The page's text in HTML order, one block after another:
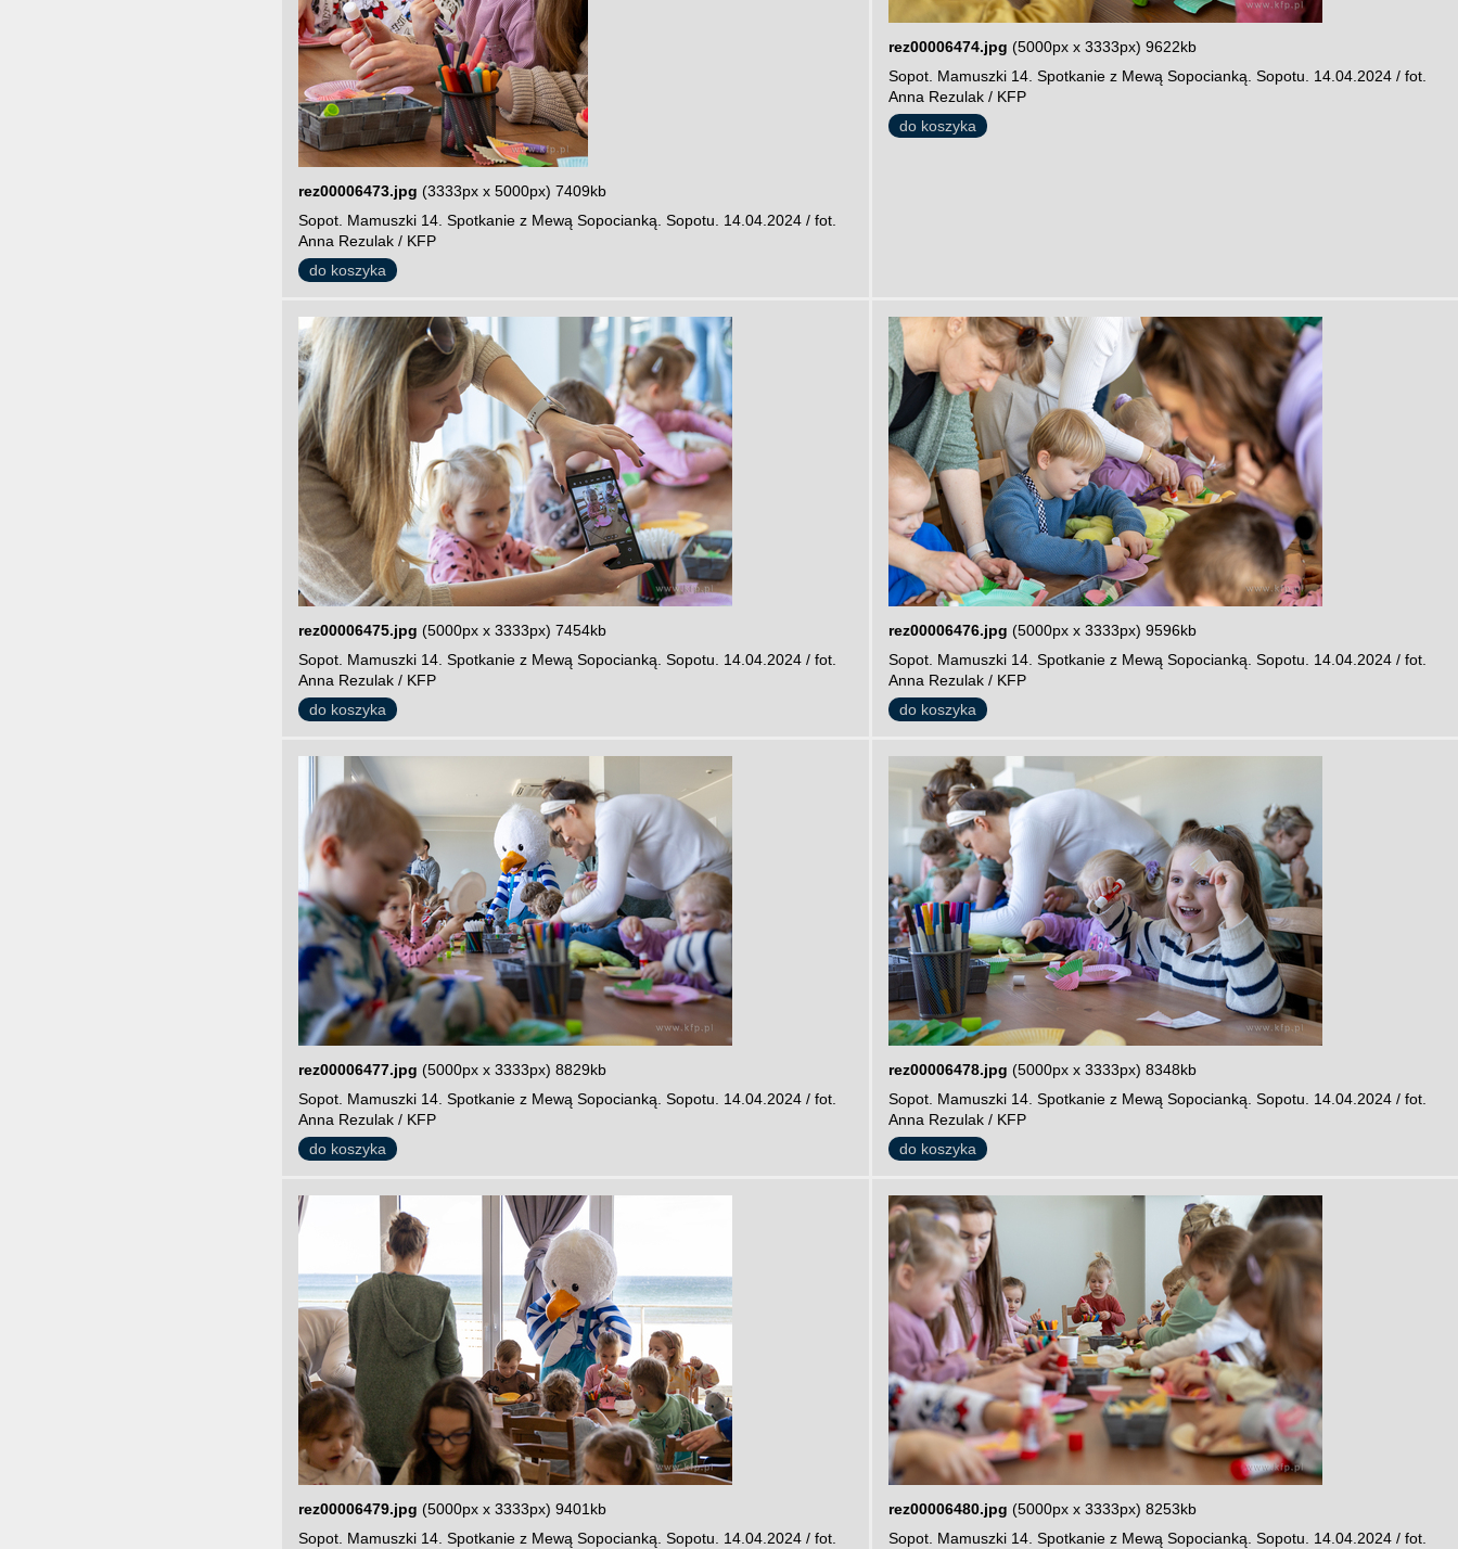
rez00006473.jpg (3333px x 5000px) 7409kb
Sopot. Mamuszki 14. Spotkanie z Mewą Sopocianką. Sopotu. 14.04.2024 / fot.
Anna Rezulak / KFP
do koszyka
rez00006474.jpg (5000px x 3333px) 9622kb
Sopot. Mamuszki 14. Spotkanie z Mewą Sopocianką. Sopotu. 14.04.2024 / fot.
Anna Rezulak / KFP
do koszyka
rez00006475.jpg (5000px x 3333px) 7454kb
Sopot. Mamuszki 14. Spotkanie z Mewą Sopocianką. Sopotu. 14.04.2024 / fot.
Anna Rezulak / KFP
do koszyka
rez00006476.jpg (5000px x 3333px) 9596kb
Sopot. Mamuszki 14. Spotkanie z Mewą Sopocianką. Sopotu. 14.04.2024 / fot.
Anna Rezulak / KFP
do koszyka
rez00006477.jpg (5000px x 3333px) 8829kb
Sopot. Mamuszki 14. Spotkanie z Mewą Sopocianką. Sopotu. 14.04.2024 / fot.
Anna Rezulak / KFP
do koszyka
rez00006478.jpg (5000px x 3333px) 8348kb
Sopot. Mamuszki 14. Spotkanie z Mewą Sopocianką. Sopotu. 14.04.2024 / fot.
Anna Rezulak / KFP
do koszyka
rez00006479.jpg (5000px x 3333px) 9401kb
Sopot. Mamuszki 14. Spotkanie z Mewą Sopocianką. Sopotu. 14.04.2024 / fot.
rez00006480.jpg (5000px x 3333px) 8253kb
Sopot. Mamuszki 14. Spotkanie z Mewą Sopocianką. Sopotu. 14.04.2024 / fot.